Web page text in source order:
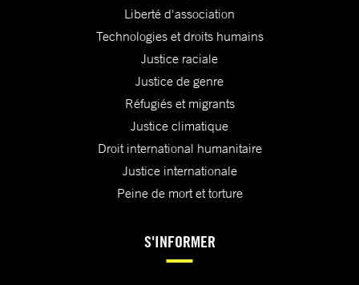
Liberté d'association
Technologies et droits humains
Justice raciale
Justice de genre
Réfugiés et migrants
Justice climatique
Droit international humanitaire
Justice internationale
Peine de mort et torture
S'INFORMER